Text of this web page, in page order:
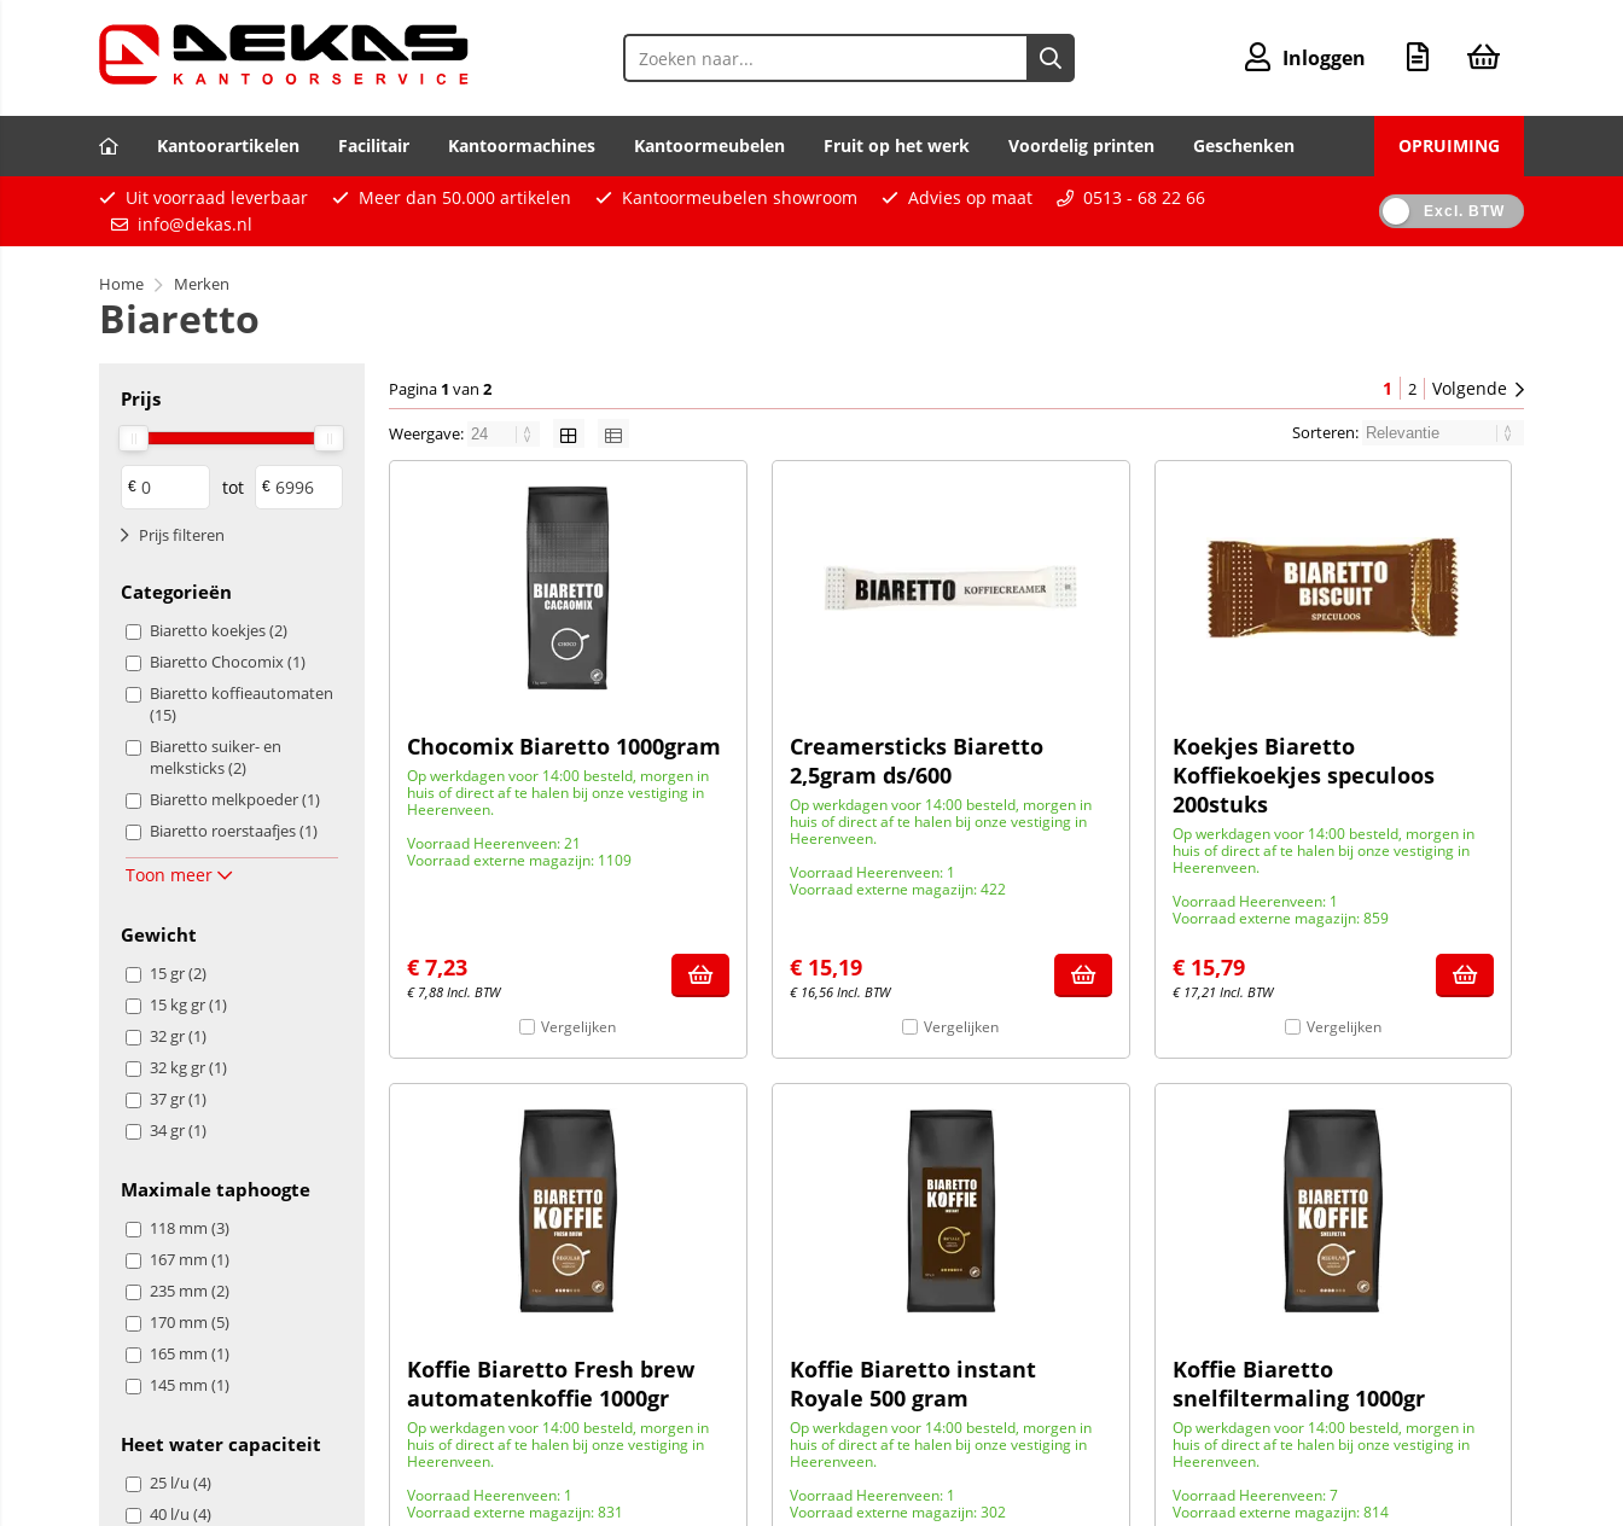
Inloggen
Kantoorartikelen Facilitair Kantoormachines Kantoormeubelen Fruit op het werk Voordelig printen Geschenken OPRUIMING
Uit voorraad leverbaar Meer dan 50.000 artikelen Kantoormeubelen showroom Advies op maat
0513 - 68 22 66
info@dekas.nl
Excl. BTW
Home Merken
Biaretto
Prijs
€ tot €
Prijs filteren
Categorieën
Biaretto koekjes (2)
Biaretto Chocomix (1)
Biaretto koffieautomaten
(15)
Biaretto suiker- en
melksticks (2)
Biaretto melkpoeder (1)
Biaretto roerstaafjes (1)
Toon meer
Gewicht
15 gr (2)
15 kg gr (1)
32 gr (1)
32 kg gr (1)
37 gr (1)
34 gr (1)
Maximale taphoogte
118 mm (3)
167 mm (1)
235 mm (2)
170 mm (5)
165 mm (1)
145 mm (1)
Heet water capaciteit
25 l/u (4)
40 l/u (4)
Pagina 1 van 2 1 2 Volgende
Weergave: Sorteren:
Chocomix Biaretto 1000gram
Op werkdagen voor 14:00 besteld, morgen in
huis of direct af te halen bij onze vestiging in
Heerenveen.
Voorraad Heerenveen: 21
Voorraad externe magazijn: 1109
€ 7,23
€ 7,88 Incl. BTW
Vergelijken
Creamersticks Biaretto
2,5gram ds/600
Op werkdagen voor 14:00 besteld, morgen in
huis of direct af te halen bij onze vestiging in
Heerenveen.
Voorraad Heerenveen: 1
Voorraad externe magazijn: 422
€ 15,19
€ 16,56 Incl. BTW
Vergelijken
Koekjes Biaretto
Koffiekoekjes speculoos
200stuks
Op werkdagen voor 14:00 besteld, morgen in
huis of direct af te halen bij onze vestiging in
Heerenveen.
Voorraad Heerenveen: 1
Voorraad externe magazijn: 859
€ 15,79
€ 17,21 Incl. BTW
Vergelijken
Koffie Biaretto Fresh brew
automatenkoffie 1000gr
Op werkdagen voor 14:00 besteld, morgen in
huis of direct af te halen bij onze vestiging in
Heerenveen.
Voorraad Heerenveen: 1
Voorraad externe magazijn: 831
Koffie Biaretto instant
Royale 500 gram
Op werkdagen voor 14:00 besteld, morgen in
huis of direct af te halen bij onze vestiging in
Heerenveen.
Voorraad Heerenveen: 1
Voorraad externe magazijn: 302
Koffie Biaretto
snelfiltermaling 1000gr
Op werkdagen voor 14:00 besteld, morgen in
huis of direct af te halen bij onze vestiging in
Heerenveen.
Voorraad Heerenveen: 7
Voorraad externe magazijn: 814